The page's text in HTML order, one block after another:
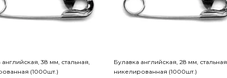
38 мм, стальная,
(1000шт.)
Булавка английская, 28 мм, стальная,
никелированная (1000шт.)